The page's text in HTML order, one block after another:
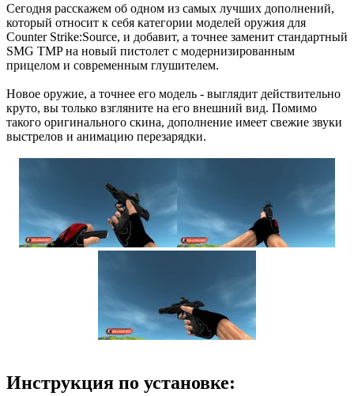
Сегодня расскажем об одном из самых лучших дополнений,
который относит к себя категории моделей оружия для
Counter Strike:Source, и добавит, а точнее заменит стандартный
SMG TMP на новый пистолет с модернизированным
прицелом и современным глушителем.
Новое оружие, а точнее его модель - выглядит действительно
круто, вы только взгляните на его внешний вид. Помимо
такого оригинального скина, дополнение имеет свежие звуки
выстрелов и анимацию перезарядки.
Инструкция по установке: